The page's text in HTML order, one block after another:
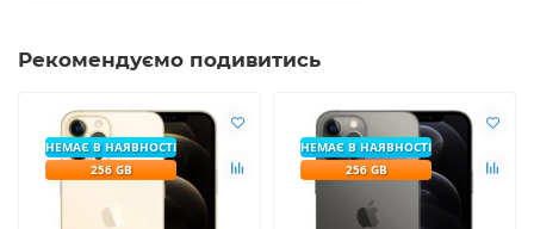
Рекомендуємо подивитись
НЕМАЄ В НАЯВНОСТІ
256 GB
НЕМАЄ В НАЯВНОСТІ
256 GB